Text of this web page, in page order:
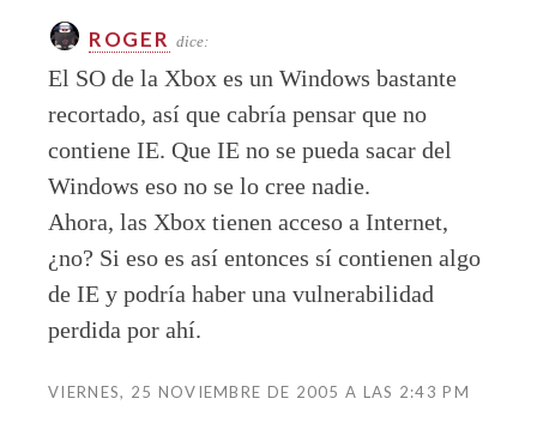
ROGER dice:
El SO de la Xbox es un Windows bastante
recortado, así que cabría pensar que no
contiene IE. Que IE no se pueda sacar del
Windows eso no se lo cree nadie.
Ahora, las Xbox tienen acceso a Internet,
¿no? Si eso es así entonces sí contienen algo
de IE y podría haber una vulnerabilidad
perdida por ahí.
VIERNES, 25 NOVIEMBRE DE 2005 A LAS 2:43 PM